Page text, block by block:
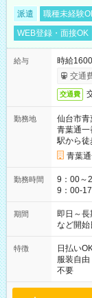
派遣 職種未経験
WEB登録・面接OK
給与
時給
交通
交通費
勤務地
仙台市青
青葉通
駅から徒
青葉
勤務時間
9：00～21：00
9：00-
憩1ｈ） 10
11：00-
休憩1ｈ
期間
即日～
など開始
特徴 日払い
服装自由
不要